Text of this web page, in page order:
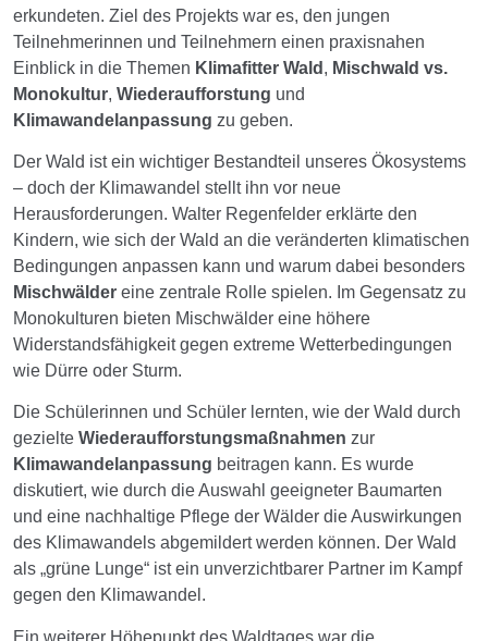
erkundeten. Ziel des Projekts war es, den jungen
Teilnehmerinnen und Teilnehmern einen praxisnahen
Einblick in die Themen Klimafitter Wald , Mischwald vs.
Monokultur, Wiederaufforstung und
Klimawandelanpassung zu geben.
Der Wald ist ein wichtiger Bestandteil unseres Ökosystems
– doch der Klimawandel stellt ihn vor neue
Herausforderungen. Walter Regenfelder erklärte den
Kindern, wie sich der Wald an die veränderten klimatischen
Bedingungen anpassen kann und warum dabei besonders
Mischwälder eine zentrale Rolle spielen. Im Gegensatz zu
Monokulturen bieten Mischwälder eine höhere
Widerstandsfähigkeit gegen extreme Wetterbedingungen
wie Dürre oder Sturm.
Die Schülerinnen und Schüler lernten, wie der Wald durch
gezielte Wiederaufforstungsmaßnahmen zur
Klimawandelanpassung beitragen kann. Es wurde
diskutiert, wie durch die Auswahl geeigneter Baumarten
und eine nachhaltige Pflege der Wälder die Auswirkungen
des Klimawandels abgemildert werden können. Der Wald
als „grüne Lunge“ ist ein unverzichtbarer Partner im Kampf
gegen den Klimawandel.
Ein weiterer Höhepunkt des Waldtages war die